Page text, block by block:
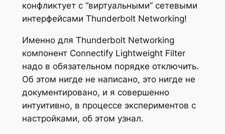
конфликтует с “виртуальными” сетевыми
интерфейсами Thunderbolt Networking!
Именно для Thunderbolt Networking
компонент Connectify Lightweight Filter
надо в обязательном порядке отключить.
Об этом нигде не написано, это нигде не
документировано, и я совершенно
интуитивно, в процессе экспериментов с
настройками, об этом узнал.